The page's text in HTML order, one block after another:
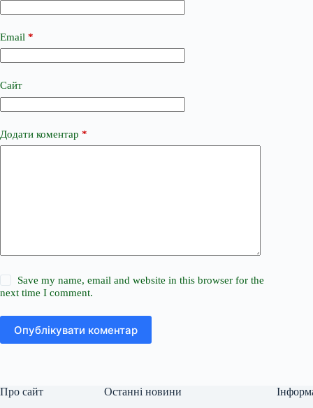
Email *
Сайт
Додати коментар *
Save my name, email and website in this browser for the
next time I comment.
Опублікувати коментар
Про сайт Останні новини